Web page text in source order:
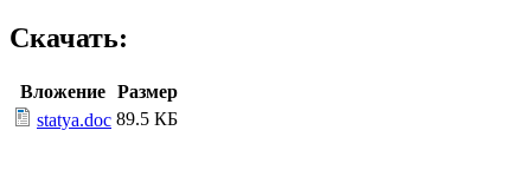
Скачать:
Вложение
Размер
statya.doc 89.5 КБ